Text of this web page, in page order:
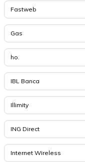
Fastweb
Gas
ho.
IBL Banca
Illimity
ING Direct
Internet Wireless